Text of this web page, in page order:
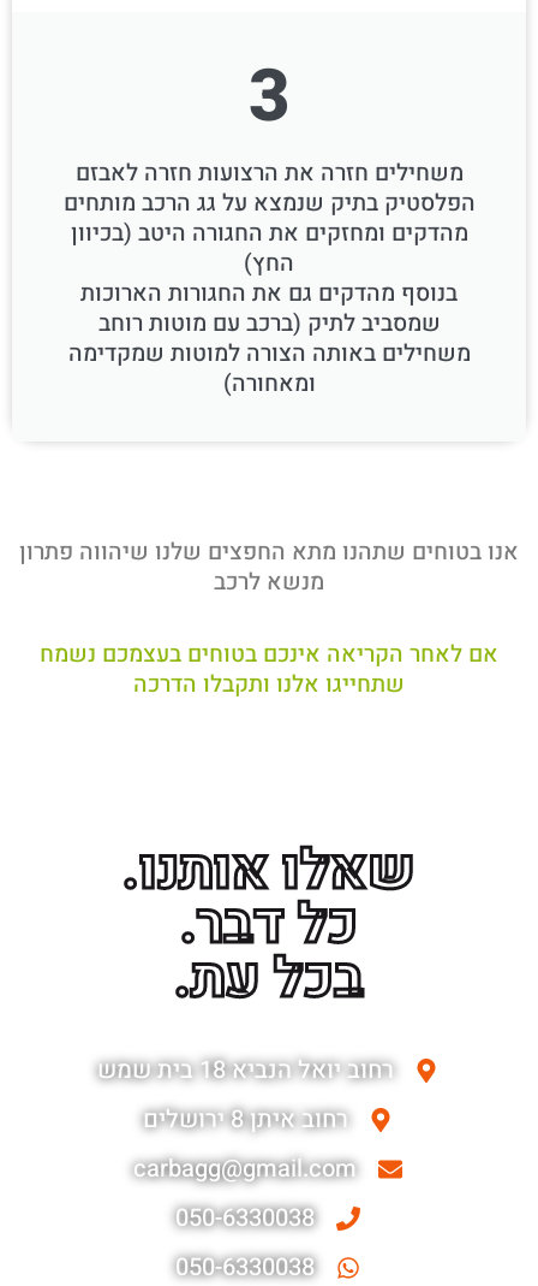
3
משחילים חזרה את הרצועות חזרה לאבזם
הפלסטיק בתיק שנמצא על גג הרכב מותחים
מהדקים ומחזקים את החגורה היטב (בכיוון
החץ)
בנוסף מהדקים גם את החגורות הארוכות
שמסביב לתיק (ברכב עם מוטות רוחב
משחילים באותה הצורה למוטות שמקדימה
ומאחורה)
אנו בטוחים שתהנו מתא החפצים שלנו שיהווה פתרון
מנשא לרכב
אם לאחר הקריאה אינכם בטוחים בעצמכם נשמח
שתחייגו אלנו ותקבלו הדרכה
שאלו אותנו.
כל דבר.
בכל עת.
רחוב יואל הנביא 18 בית שמש
רחוב איתן 8 ירושלים
carbagg@gmail.com
050-6330038
050-6330038